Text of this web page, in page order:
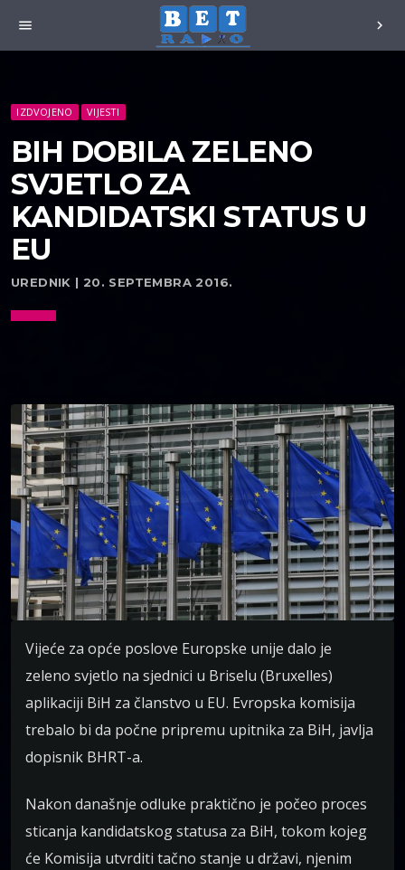
menu chevron_right
IZDVOJENO VIJESTI
BIH DOBILA ZELENO
SVJETLO ZA
KANDIDATSKI STATUS U
EU
UREDNIK | 20. SEPTEMBRA 2016.
Vijeće za opće poslove Europske unije dalo je
zeleno svjetlo na sjednici u Briselu (Bruxelles)
aplikaciji BiH za članstvo u EU. Evropska komisija
trebalo bi da počne pripremu upitnika za BiH, javlja
dopisnik BHRT-a.
Nakon današnje odluke praktično je počeo proces
sticanja kandidatskog statusa za BiH, tokom kojeg
će Komisija utvrditi tačno stanje u državi, njenim